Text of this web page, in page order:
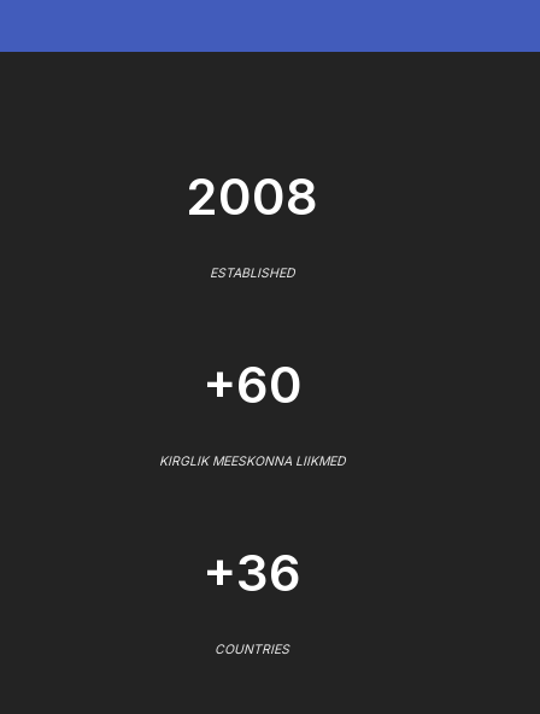
2008
ESTABLISHED
+60
KIRGLIK MEESKONNA LIIKMED
+36
COUNTRIES